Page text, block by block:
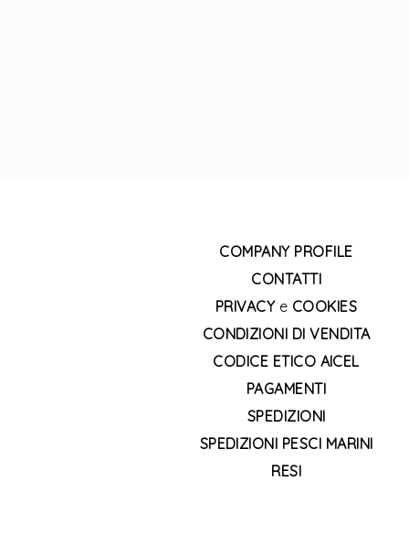
COMPANY PROFILE
CONTATTI
PRIVACYe COOKIES
CONDIZIONI DI VENDITA
CODICE ETICO AICEL
PAGAMENTI
SPEDIZIONI
SPEDIZIONI PESCI MARINI
RESI